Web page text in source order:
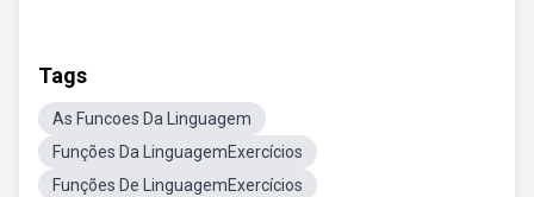
Tags
As Funcoes Da Linguagem
Funções Da LinguagemExercícios
Funções De LinguagemExercícios